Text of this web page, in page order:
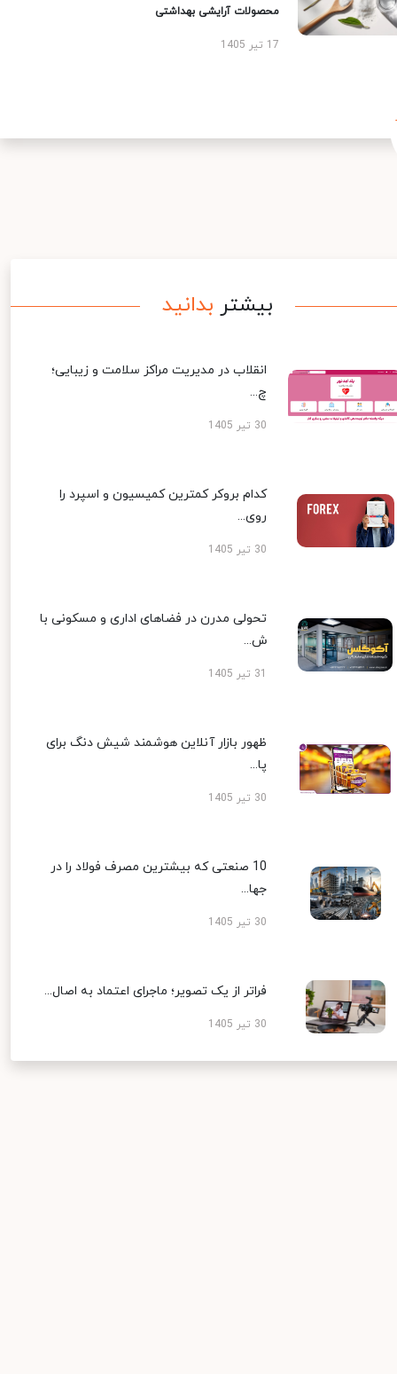
محصولات آرایشی بهداشتی
17 تیر 1405
بیشتر بدانید
انقلاب در مدیریت مراکز سلامت و زیبایی؛
چ...
30 تیر 1405
کدام بروکر کمترین کمیسیون و اسپرد را
روی...
30 تیر 1405
تحولی مدرن در فضاهای اداری و مسکونی با
ش...
ظهور بازار آنلاین هوشمند شیش دنگ برای
پا...
30 تیر 1405
10 صنعتی که بیشترین مصرف فولاد را در
جها...
30 تیر 1405
فراتر از یک تصویر؛ ماجرای اعتماد به اصال...
30 تیر 1405